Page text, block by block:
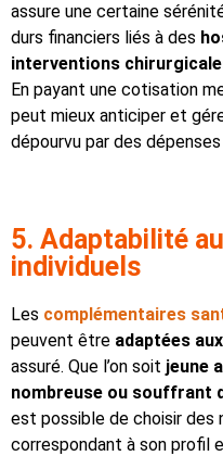
assure une certaine
durs financiers liés à des
interventions
En payant une cotisation
peut mieux anticiper et
dépourvu par des dépenses
5. Adaptabilité
individuels
Les complémentaires
peuvent être adaptées
assuré. Que l’on soit jeune
nombreuse ou souffrant
est possible de choisir des
correspondant à son profil